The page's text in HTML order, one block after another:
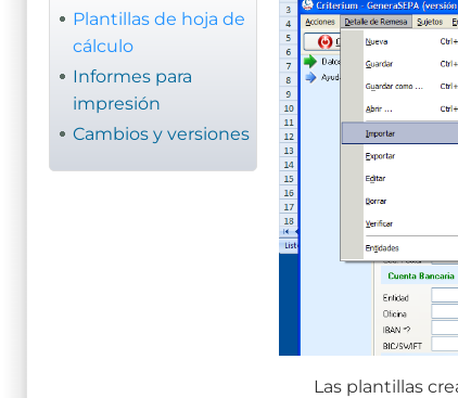
Plantillas de hoja de
cálculo
Informes para
impresión
Cambios y versiones
Las plantillas